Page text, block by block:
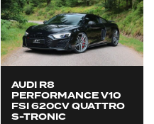
AUDI R8
PERFORMANCE V10
FSI 620CV QUATTRO
S-TRONIC